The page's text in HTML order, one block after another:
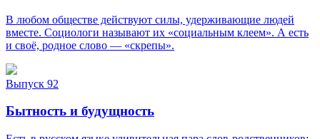
В любом обществе действуют силы, удерживающие людей
вместе. Социологи называют их «социальным клеем». А есть
и своё, родное слово — «скрепы».
Выпуск 92
Бытность и будущность